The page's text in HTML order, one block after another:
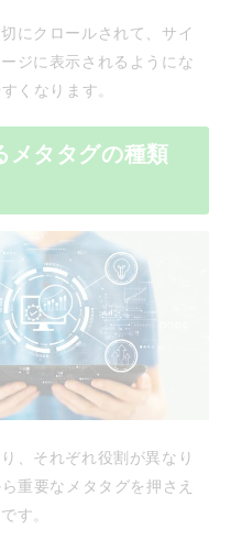
にクロールされて、サイ
ジに表示されるようにな
くなります。
メタタグの種類
、それぞれ役割が異なり
重要なメタタグを押さえ
す。